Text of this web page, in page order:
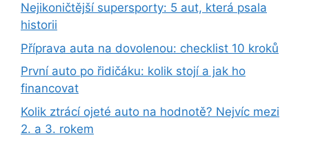
Nejikoničtější supersporty: 5 aut, která psala
historii
Příprava auta na dovolenou: checklist 10 kroků
První auto po řidičáku: kolik stojí a jak ho
financovat
Kolik ztrácí ojeté auto na hodnotě? Nejvíc mezi
2. a 3. rokem